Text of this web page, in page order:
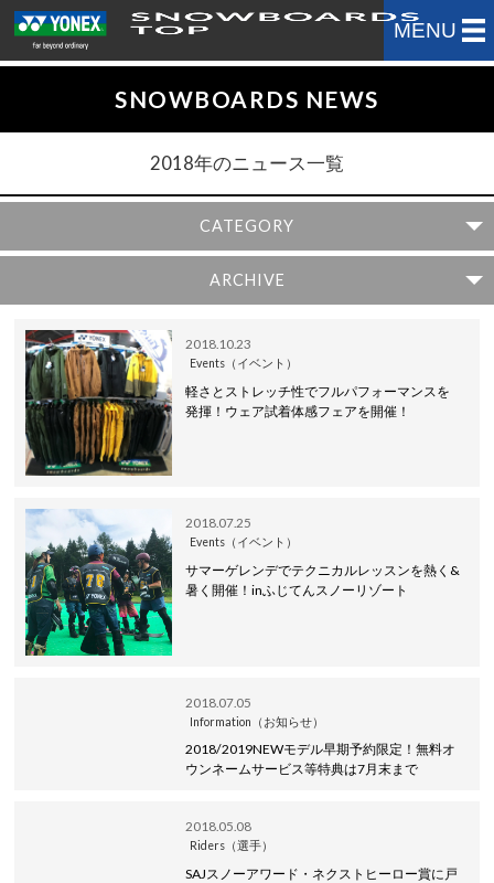
MENU
SNOWBOARDS NEWS
2018年のニュース一覧
CATEGORY
ARCHIVE
2018.10.23
Events（イベント）
軽さとストレッチ性でフルパフォーマンスを
発揮！ウェア試着体感フェアを開催！
2018.07.25
Events（イベント）
サマーゲレンデでテクニカルレッスンを熱く&
暑く開催！inふじてんスノーリゾート
2018.07.05
Information（お知らせ）
2018/2019NEWモデル早期予約限定！無料オ
ウンネームサービス等特典は7月末まで
2018.05.08
Riders（選手）
SAJスノーアワード・ネクストヒーロー賞に戸